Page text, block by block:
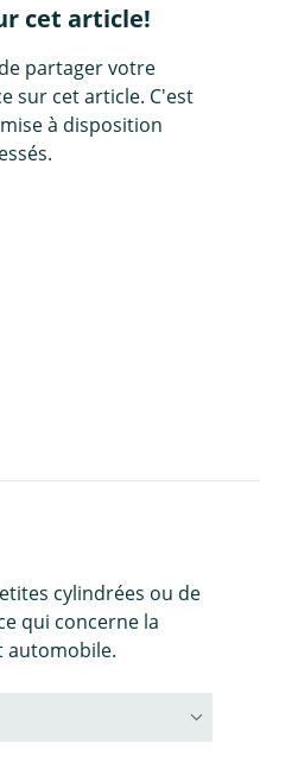
cet article!
partager votre
sur cet article. C'est
à disposition
cylindrées ou de
qui concerne la
automobile.